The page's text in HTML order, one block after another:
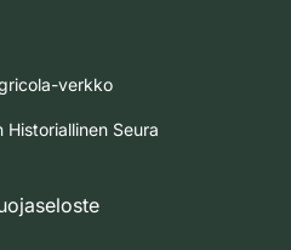
verkko
Historiallinen Seura